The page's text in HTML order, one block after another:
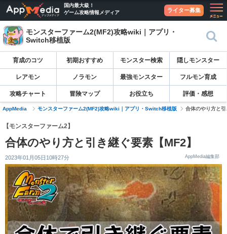
国内最大級！
ゲーム攻略情報メディア
ライター募集
モンスターファーム2(MF2)攻略wiki｜アプリ・
Switch移植版
育成のコツ 初期おすすめ モンスター検索 隠しモンスター
レアモン ノラモン 最強モンスター フルモン育成
攻略チャート 冒険マップ お役立ち 評価・感想
AppMedia モンスターファーム2(MF2)攻略wiki｜アプリ・Switch移植版 合体のやり方と
【モンスターファーム2】
合体のやり方と引き継ぐ要素【MF2】
2023年01月05日10時27分 AppMedia編集部